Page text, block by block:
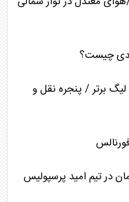
چیست؟
برتر / پنجره نقل و
در تیم امید پرسپولیس